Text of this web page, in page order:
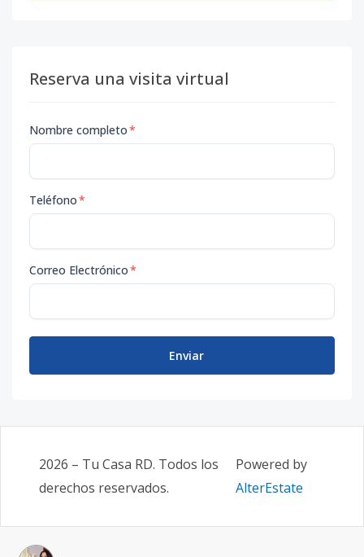
Reserva una visita virtual
Nombre completo*
Teléfono*
Correo Electrónico*
Enviar
2026 – Tu Casa RD. Todos los
derechos reservados.
Powered by
AlterEstate